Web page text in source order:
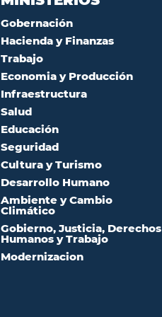
Gobernación
Hacienda y Finanzas
Trabajo
Economia y Producción
Infraestructura
Salud
Educación
Seguridad
Cultura y Turismo
Desarrollo Humano
Ambiente y Cambio
Climático
Gobierno, Justicia, Derechos
Humanos y Trabajo
Modernizacion